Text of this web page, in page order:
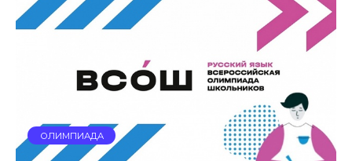
ОЛИМПИАДА